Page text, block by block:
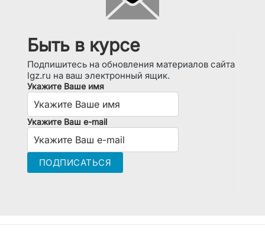
Быть в курсе
Подпишитесь на обновления материалов сайта
lgz.ru на ваш электронный ящик.
Укажите Ваше имя
Укажите Ваш e-mail